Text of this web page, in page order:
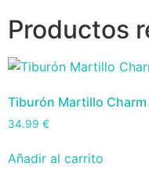
Productos
Tiburón Martillo Charm
34.99 €
Añadir al carrito